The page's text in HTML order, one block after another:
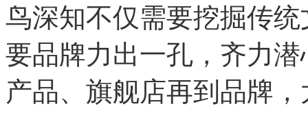
鸟深知不仅需要挖掘传
要品牌力出一孔，齐力
产品、旗舰店再到品牌